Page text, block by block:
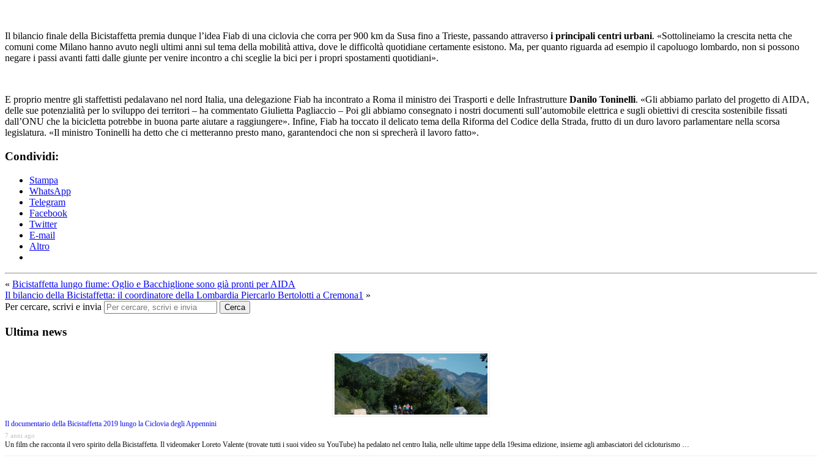
Il bilancio finale della Bicistaffetta premia dunque l’idea Fiab di una ciclovia che corra per 900 km da Susa fino a Trieste, passando attraverso i principali centri urbani. «Sottolineiamo la crescita netta che
comuni come Milano hanno avuto negli ultimi anni sul tema della mobilità attiva, dove le difficoltà quotidiane certamente esistono. Ma, per quanto riguarda ad esempio il capoluogo lombardo, non si possono
negare i passi avanti fatti dalle giunte per venire incontro a chi sceglie la bici per i propri spostamenti quotidiani».
E proprio mentre gli staffettisti pedalavano nel nord Italia, una delegazione Fiab ha incontrato a Roma il ministro dei Trasporti e delle Infrastrutture Danilo Toninelli. «Gli abbiamo parlato del progetto di AIDA,
delle sue potenzialità per lo sviluppo dei territori – ha commentato Giulietta Pagliaccio – Poi gli abbiamo consegnato i nostri documenti sull’automobile elettrica e sugli obiettivi di crescita sostenibile fissati
dall’ONU che la bicicletta potrebbe in buona parte aiutare a raggiungere». Infine, Fiab ha toccato il delicato tema della Riforma del Codice della Strada, frutto di un duro lavoro parlamentare nella scorsa
legislatura. «Il ministro Toninelli ha detto che ci metteranno presto mano, garantendoci che non si sprecherà il lavoro fatto».
Condividi:
Stampa
WhatsApp
Telegram
Facebook
Twitter
E-mail
Altro
« Bicistaffetta lungo fiume: Oglio e Bacchiglione sono già pronti per AIDA
Il bilancio della Bicistaffetta: il coordinatore della Lombardia Piercarlo Bertolotti a Cremona1 »
Per cercare, scrivi e invia
Cerca
Ultima news
Il documentario della Bicistaffetta 2019 lungo la Ciclovia degli Appennini
7 anni ago
Un film che racconta il vero spirito della Bicistaffetta. Il videomaker Loreto Valente (trovate tutti i suoi video su YouTube) ha pedalato nel centro Italia, nelle ultime tappe della 19esima edizione, insieme agli ambasciatori del cicloturismo …